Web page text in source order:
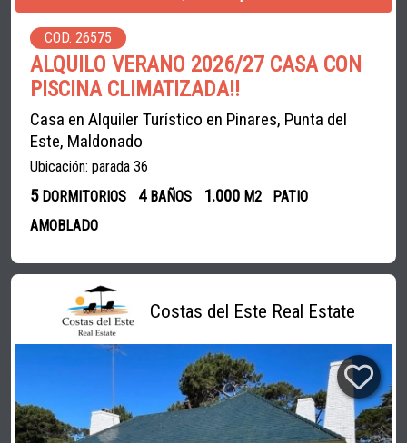
COD. 26575
ALQUILO VERANO 2026/27 CASA CON
PISCINA CLIMATIZADA!!
Casa en Alquiler Turístico en Pinares, Punta del
Este, Maldonado
Ubicación: parada 36
5DORMITORIOS 4BAÑOS 1.000 M2
PATIO
AMOBLADO
Costas del Este Real Estate